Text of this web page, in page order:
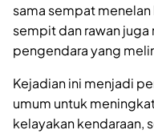
sama sempat
sempit dan rawan
pengendara yang
Kejadian ini menjadi
umum untuk
kelayakan kendaraan,